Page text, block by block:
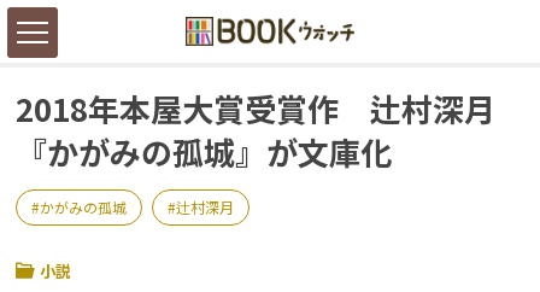
2018年本屋大賞受賞作 辻村深月
『かがみの孤城』が文庫化
かがみの孤城 辻村深月
小説